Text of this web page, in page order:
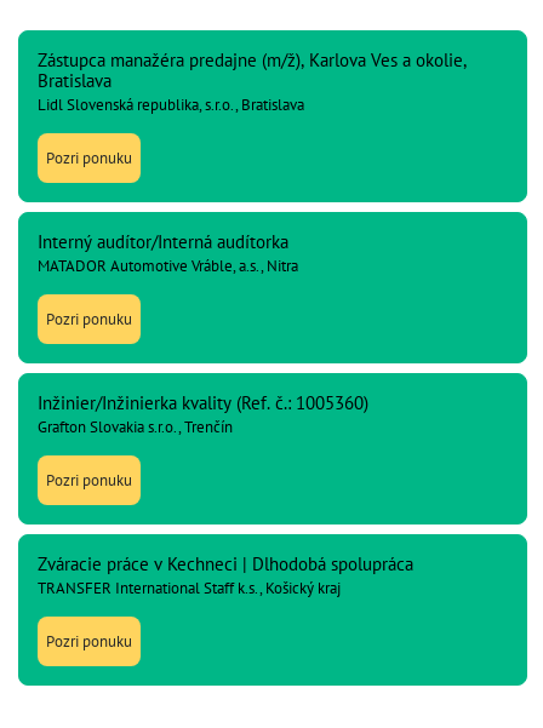
Zástupca manažéra predajne (m/ž), Karlova Ves a okolie,
Bratislava
Lidl Slovenská republika, s.r.o., Bratislava
Pozri ponuku
Interný audítor/Interná audítorka
MATADOR Automotive Vráble, a.s., Nitra
Pozri ponuku
Inžinier/Inžinierka kvality (Ref. č.: 1005360)
Grafton Slovakia s.r.o., Trenčín
Pozri ponuku
Zváracie práce v Kechneci | Dlhodobá spolupráca
TRANSFER International Staff k.s., Košický kraj
Pozri ponuku